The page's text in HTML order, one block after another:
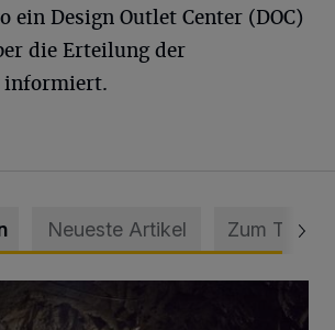
ein Design Outlet Center (DOC)
die Erteilung der
informiert.
Neueste Artikel Zum Thema